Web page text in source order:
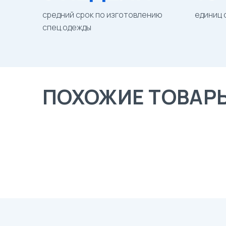
средний срок по изготовлению
спец.одежды
единиц
ПОХОЖИЕ